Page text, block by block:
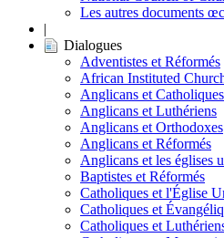
Les autres documents
|
Dialogues
Adventistes et Réformés
African Instituted
Anglicans et Catholiques
Anglicans et Luthériens
Anglicans et Orthodoxes
Anglicans et Réformés
Anglicans et les églises
Baptistes et Réformés
Catholiques et l'Église
Catholiques et
Catholiques et